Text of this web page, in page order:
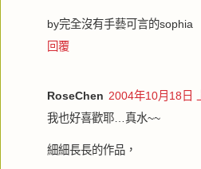
by完全沒有手藝可言的sophia
回覆
RoseChen 2004年10月18日
我也好喜歡耶…真水~~
細細長長的作品，